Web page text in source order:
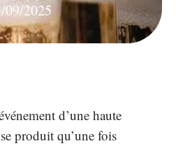
09/2025
d’une haute
produit qu’une fois